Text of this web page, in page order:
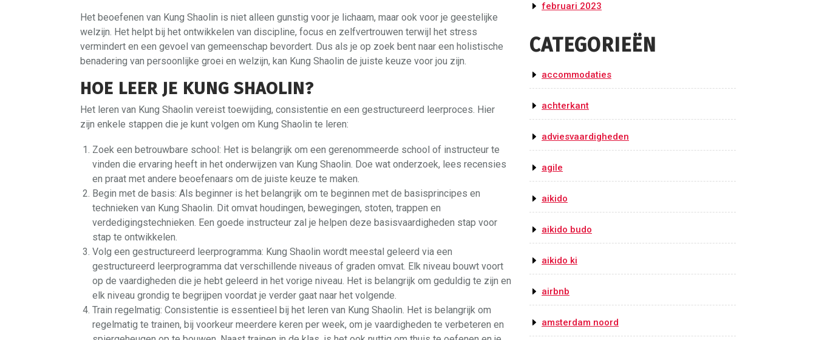
Het beoefenen van Kung Shaolin is niet alleen gunstig voor je lichaam, maar ook voor je geestelijke
welzijn. Het helpt bij het ontwikkelen van discipline, focus en zelfvertrouwen terwijl het stress
vermindert en een gevoel van gemeenschap bevordert. Dus als je op zoek bent naar een holistische
benadering van persoonlijke groei en welzijn, kan Kung Shaolin de juiste keuze voor jou zijn.
HOE LEER JE KUNG SHAOLIN?
Het leren van Kung Shaolin vereist toewijding, consistentie en een gestructureerd leerproces. Hier
zijn enkele stappen die je kunt volgen om Kung Shaolin te leren:
Zoek een betrouwbare school: Het is belangrijk om een gerenommeerde school of instructeur te
vinden die ervaring heeft in het onderwijzen van Kung Shaolin. Doe wat onderzoek, lees recensies
en praat met andere beoefenaars om de juiste keuze te maken.
Begin met de basis: Als beginner is het belangrijk om te beginnen met de basisprincipes en
technieken van Kung Shaolin. Dit omvat houdingen, bewegingen, stoten, trappen en
verdedigingstechnieken. Een goede instructeur zal je helpen deze basisvaardigheden stap voor
stap te ontwikkelen.
Volg een gestructureerd leerprogramma: Kung Shaolin wordt meestal geleerd via een
gestructureerd leerprogramma dat verschillende niveaus of graden omvat. Elk niveau bouwt voort
op de vaardigheden die je hebt geleerd in het vorige niveau. Het is belangrijk om geduldig te zijn en
elk niveau grondig te begrijpen voordat je verder gaat naar het volgende.
Train regelmatig: Consistentie is essentieel bij het leren van Kung Shaolin. Het is belangrijk om
regelmatig te trainen, bij voorkeur meerdere keren per week, om je vaardigheden te verbeteren en
februari 2023
CATEGORIEËN
accommodaties
achterkant
adviesvaardigheden
agile
aikido
aikido budo
aikido ki
airbnb
amsterdam noord